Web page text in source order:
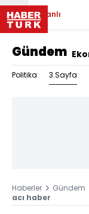
Canlı
Gündem
Politika 3.Sayfa
Haberler Gündem
acı haber